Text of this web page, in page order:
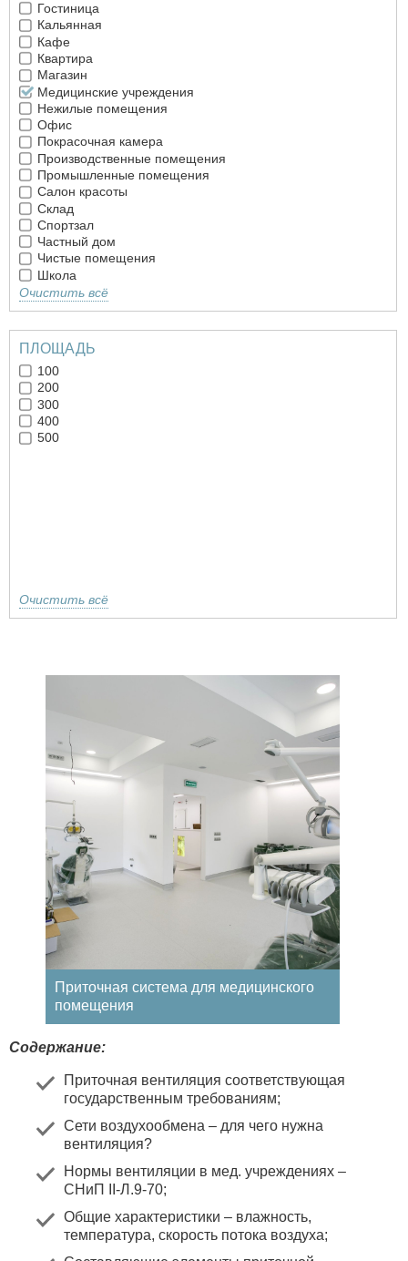
Гостиница
Кальянная
Кафе
Квартира
Магазин
Медицинские учреждения
Нежилые помещения
Офис
Покрасочная камера
Производственные помещения
Промышленные помещения
Салон красоты
Склад
Спортзал
Частный дом
Чистые помещения
Школа
Очистить всё
ПЛОЩАДЬ
100
200
300
400
500
Очистить всё
Приточная система для медицинского
помещения
Содержание:
Приточная вентиляция соответствующая
государственным требованиям;
Сети воздухообмена – для чего нужна
вентиляция?
Нормы вентиляции в мед. учреждениях –
СНиП II-Л.9-70;
Общие характеристики – влажность,
температура, скорость потока воздуха;